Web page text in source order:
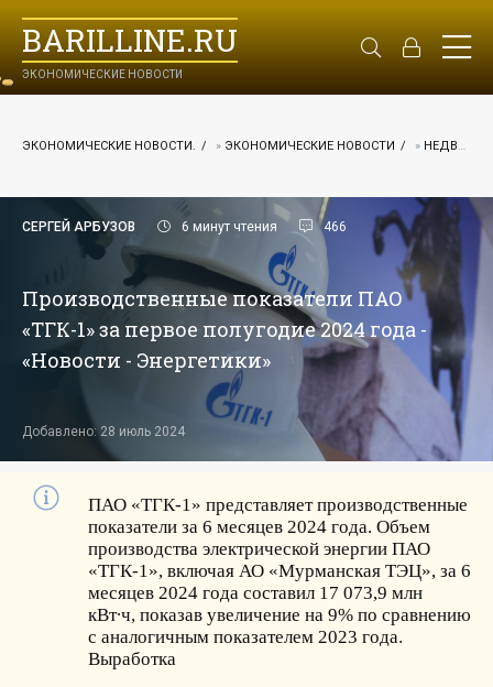
BARILLINE.RU
ЭКОНОМИЧЕСКИЕ НОВОСТИ
ЭКОНОМИЧЕСКИЕ НОВОСТИ. » ЭКОНОМИЧЕСКИЕ НОВОСТИ » НЕДВИЖИМОСТЬ
СЕРГЕЙ АРБУЗОВ 6 минут чтения 466
Производственные показатели ПАО
«ТГК-1» за первое полугодие 2024 года -
«Новости - Энергетики»
Добавлено: 28 июль 2024
ПАО «ТГК-1» представляет производственные
показатели за 6 месяцев 2024 года. Объем
производства электрической энергии ПАО
«ТГК-1», включая АО «Мурманская ТЭЦ», за 6
месяцев 2024 года составил 17 073,9 млн
кВт∙ч, показав увеличение на 9% по сравнению
с аналогичным показателем 2023 года.
Выработка